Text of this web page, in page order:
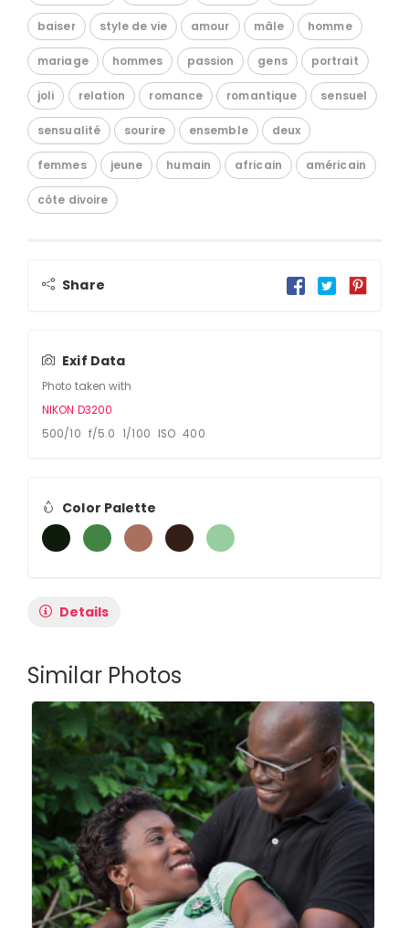
baiser style de vie amour mâle homme
mariage hommes passion gens portrait
joli relation romance romantique sensuel
sensualité sourire ensemble deux
femmes jeune humain africain américain
côte divoire
Share
Exif Data
Photo taken with
NIKON D3200
500/10 f/5.0 1/100 ISO 400
Color Palette
Details
Similar Photos